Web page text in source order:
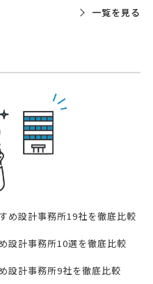
一覧を見る
め設計事務所19社を徹底比較
設計事務所10選を徹底比較
設計事務所9社を徹底比較